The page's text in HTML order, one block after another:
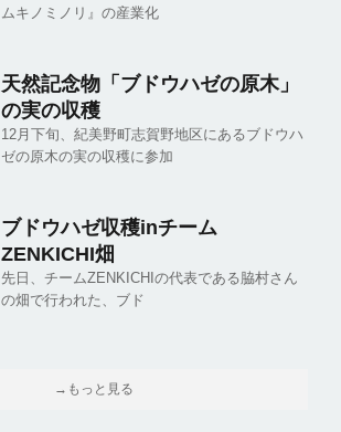
ムキノミノリ』の産業化
天然記念物「ブドウハゼの原木」
の実の収穫
12月下旬、紀美野町志賀野地区にあるブドウハ
ゼの原木の実の収穫に参加
ブドウハゼ収穫inチーム
ZENKICHI畑
先日、チームZENKICHIの代表である脇村さん
の畑で行われた、ブド
→もっと見る